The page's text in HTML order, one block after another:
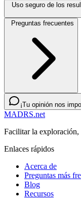
Uso seguro de los
Preguntas frecuentes
¡Tu opinión nos
MADRS.net
Facilitar la exploración,
Enlaces rápidos
Acerca de
Preguntas más
Blog
Recursos